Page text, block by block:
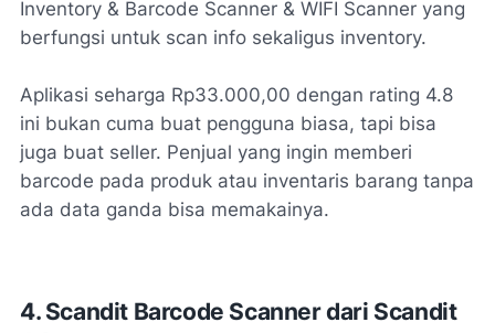
Inventory & Barcode Scanner & WIFI Scanner yang
berfungsi untuk scan info sekaligus inventory.
Aplikasi seharga Rp33.000,00 dengan rating 4.8
ini bukan cuma buat pengguna biasa, tapi bisa
juga buat seller. Penjual yang ingin memberi
barcode pada produk atau inventaris barang tanpa
ada data ganda bisa memakainya.
4. Scandit Barcode Scanner dari Scandit